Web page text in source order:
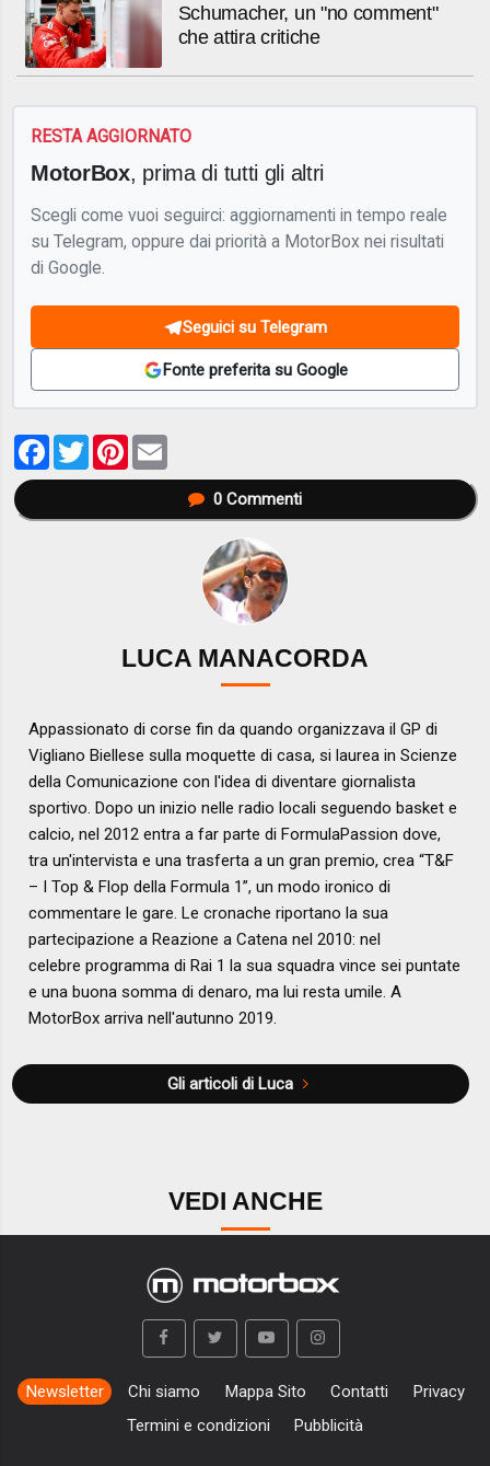
Schumacher, un "no comment"
che attira critiche
RESTA AGGIORNATO
MotorBox, prima di tutti gli altri
Scegli come vuoi seguirci: aggiornamenti in tempo reale
su Telegram, oppure dai priorità a MotorBox nei risultati
di Google.
Seguici su Telegram
Fonte preferita su Google
Facebook
TwitterPinterest
0Commenti
LUCA MANACORDA
Appassionato di corse fin da quando organizzava il GP di
Vigliano Biellese sulla moquette di casa, si laurea in Scienze
della Comunicazione con l'idea di diventare giornalista
sportivo. Dopo un inizio nelle radio locali seguendo basket e
calcio, nel 2012 entra a far parte di FormulaPassion dove,
tra un'intervista e una trasferta a un gran premio, crea “T&F
– I Top & Flop della Formula 1”, un modo ironico di
commentare le gare. Le cronache riportano la sua
partecipazione a Reazione a Catena nel 2010: nel
celebre programma di Rai 1 la sua squadra vince sei puntate
e una buona somma di denaro, ma lui resta umile. A
MotorBox arriva nell'autunno 2019.
Gli articoli di Luca
VEDI ANCHE
Newsletter Chi siamo Mappa Sito Contatti
Privacy
Termini e condizioni
Pubblicità